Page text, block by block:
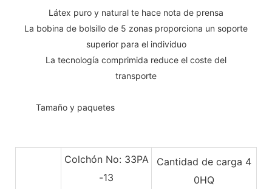
Látex puro y natural te hace nota de prensa
La bobina de bolsillo de 5 zonas proporciona un soporte
superior para el individuo
La tecnología comprimida reduce el coste del
transporte
Tamaño y paquetes
Colchón No: 33PA
-13
Cantidad de carga 4
0HQ